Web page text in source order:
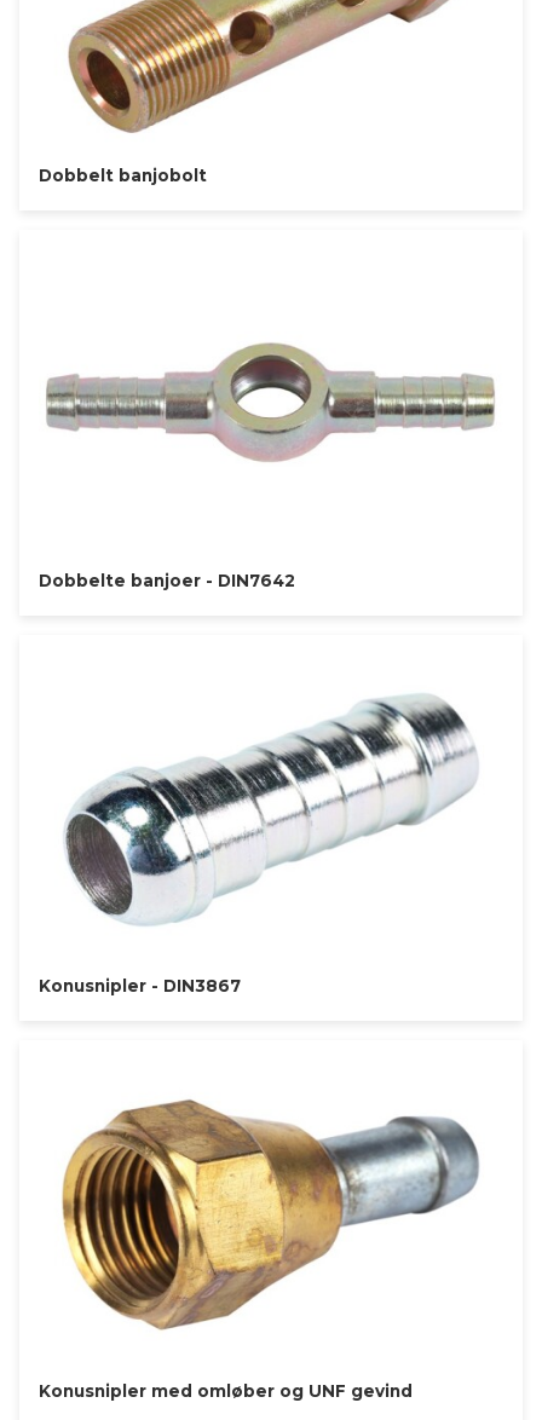
Dobbelt banjobolt
Dobbelte banjoer - DIN7642
Konusnipler - DIN3867
Konusnipler med omløber og UNF gevind